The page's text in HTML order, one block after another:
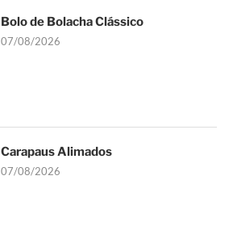
Bolo de Bolacha Clássico
07/08/2026
Carapaus Alimados
07/08/2026